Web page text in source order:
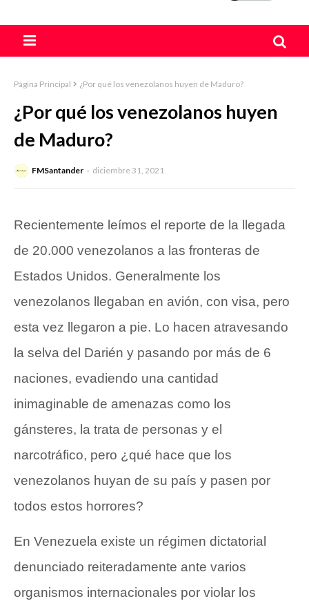
Página Principal ¿Por qué los venezolanos huyen de Maduro?
¿Por qué los venezolanos huyen
de Maduro?
FMSantander diciembre 31, 2021
Recientemente leímos el reporte de la llegada
de 20.000 venezolanos a las fronteras de
Estados Unidos. Generalmente los
venezolanos llegaban en avión, con visa, pero
esta vez llegaron a pie. Lo hacen atravesando
la selva del Darién y pasando por más de 6
naciones, evadiendo una cantidad
inimaginable de amenazas como los
gánsteres, la trata de personas y el
narcotráfico, pero ¿qué hace que los
venezolanos huyan de su país y pasen por
todos estos horrores?
En Venezuela existe un régimen dictatorial
denunciado reiteradamente ante varios
organismos internacionales por violar los